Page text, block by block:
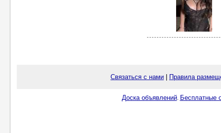
Связаться с нами Правила
Доска объявлений. Бесплатные